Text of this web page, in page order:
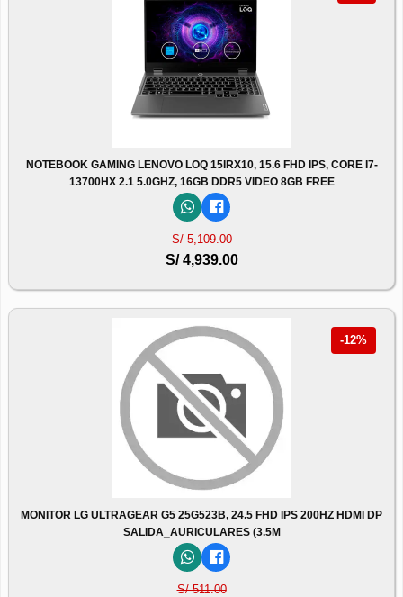
NOTEBOOK GAMING LENOVO LOQ 15IRX10, 15.6 FHD IPS, CORE I7-
13700HX 2.1 5.0GHZ, 16GB DDR5 VIDEO 8GB FREE
S/ 5,109.00
S/ 4,939.00
-12%
MONITOR LG ULTRAGEAR G5 25G523B, 24.5 FHD IPS 200HZ HDMI DP
SALIDA_AURICULARES (3.5M
S/ 511.00